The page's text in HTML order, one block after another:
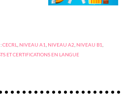
CECRL NIVEAU A1 NIVEAU A2 NIVEAU B1
ET CERTIFICATIONS EN LANGUE